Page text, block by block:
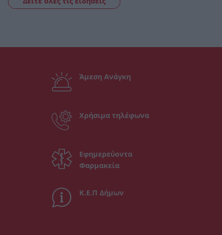
Άμεση Ανάγκη
Χρήσιμα τηλέφωνα
Εφημερεύοντα
Φαρμακεία
Κ.Ε.Π Δήμων